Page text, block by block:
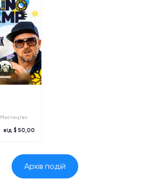
Мистецтво
від $ 50,00
Архів подій